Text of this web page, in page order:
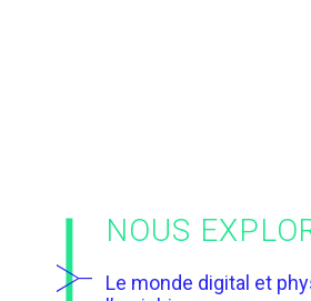
NOUS
Le monde digital et